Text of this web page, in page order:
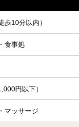
歩10分以内）
食事処
円以下）
マッサージ